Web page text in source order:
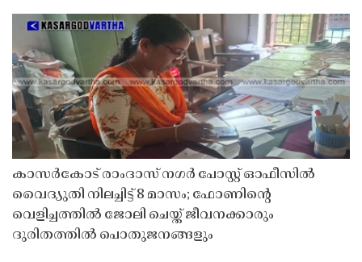
കാസർകോട് രാംദാസ് നഗർ പോസ്റ്റ് ഓഫീസിൽ
വൈദ്യുതി നിലച്ചിട്ട് 8 മാസം; ഫോണിൻ്റെ
വെളിച്ചത്തിൽ ജോലി ചെയ്ത് ജീവനക്കാരും
ദുരിതത്തിൽ പൊതുജനങ്ങളും